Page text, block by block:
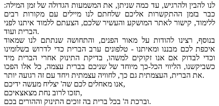
לנו להבין ולהרגיש, עד כמה שניתן, את המשמעות הגדולה של זמן המילה:
כבר בזמן ההתקשרות אליכם שלחתם לנו מיילים עם מקורות רבים
ללימוד, קישור לאתר המושקע והעשיר שלכם, הצעתם ללמוד איתנו לפני
הברית ועוד.
בנוסף, רצינו להודות על מאור הפנים, והתחושה שנתתם לנו שמאוד
איכפת לכם מבננו ומאיתנו - טלפונים ערב הברית כדי לדרוש בשלומינו
וכדי לבדוק אם אנו זקוקים למשהו, בדיקת התינוק אחרי הברית מיד
כשביקשנו, הליווי הכל-כך מיוחד של שניכם בברית עצמה, כל אלו הפכו
את הברית, העצמתית גם כך, לחוויה עצמתית ויחד עם זה רגועה יותר.
אנו מאחלים לכם שה' יצליח מעשה ידיכם,
תזכו לרוב נחת מצאצאיכם,
וברכת ה' בכל ברית בה זוכים התינוק וההורים בכם.